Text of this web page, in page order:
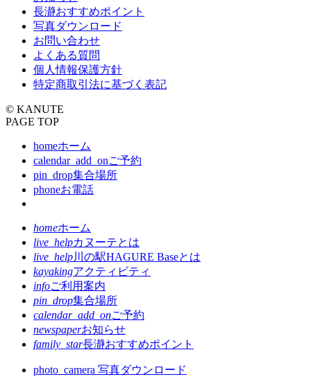
長瀞おすすめポイント
写真ダウンロード
ペ
ー
お問い合わせ
よくある質問
個人情報保護方針
特定商取引法に基づく表記
© KANUTE
PAGE TOP
homeホーム
calendar_add_onご予約
pin_drop集合場所
phoneお電話
homeホーム
live_helpカヌーテとは
live_help川の駅HAGURE Baseとは
kayakingアクティビティ
infoご利用案内
pin_drop集合場所
calendar_add_onご予約
newspaperお知らせ
family_star長瀞おすすめポイント
photo_camera 写真ダウンロード